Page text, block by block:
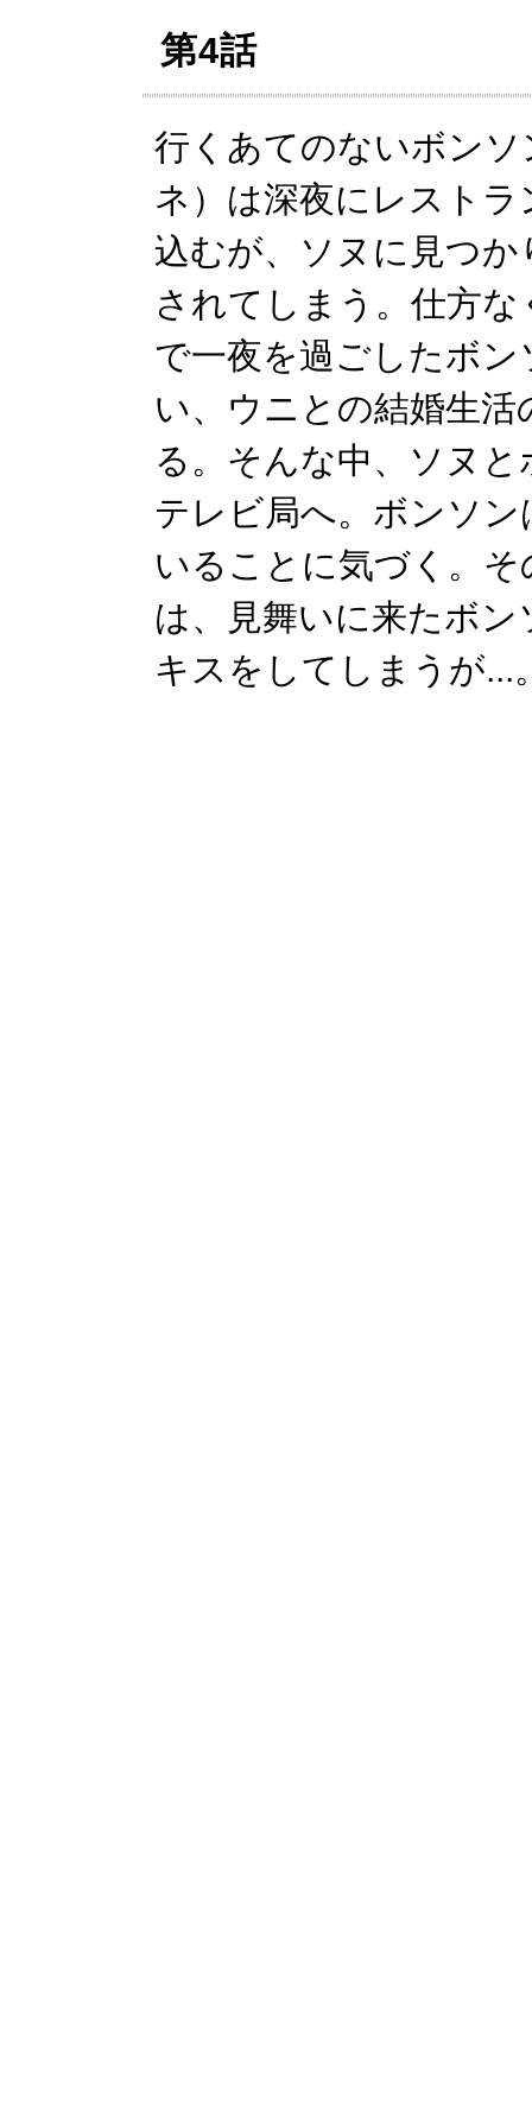
第4話
行くあてのないボンソ
ネ）は深夜にレストラ
込むが、ソヌに見つか
されてしまう。仕方な
で一夜を過ごしたボ
い、ウニとの結婚生
る。そんな中、ソヌ
テレビ局へ。ボンソ
いることに気づく。
は、見舞いに来たボ
キスをしてしまうが...